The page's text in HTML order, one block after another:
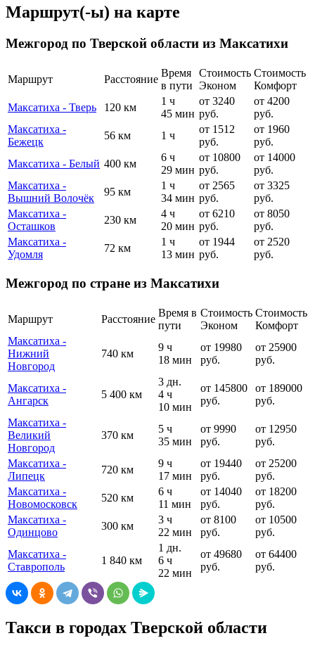
Маршрут(-ы) на карте
Межгород по Тверской области из Максатихи
Маршрут Расстояние
Время
в пути
Стоимость
Эконом
Стоимость
Комфорт
Максатиха - Тверь
120 км
1 ч
45 мин
от 3240
руб.
от 4200
руб.
Максатиха -
Бежецк
56 км 1 ч
от 1512
руб.
от 1960
руб.
Максатиха - Белый 400 км
6 ч
29 мин
от 10800
руб.
от 14000
руб.
Максатиха -
Вышний Волочёк
95 км
1 ч
34 мин
от 2565
руб.
от 3325
руб.
Максатиха -
Осташков
230 км
4 ч
20 мин
от 6210
руб.
от 8050
руб.
Максатиха -
Удомля
72 км
1 ч
13 мин
от 1944
руб.
от 2520
руб.
Межгород по стране из Максатихи
Маршрут Расстояние
Время в
пути
Стоимость
Эконом
Стоимость
Комфорт
Максатиха -
Нижний
Новгород
740 км
9 ч
18 мин
от 19980
руб.
от 25900
руб.
Максатиха -
Ангарск
5 400 км
3 дн.
4 ч
10 мин
от 145800
руб.
от 189000
руб.
Максатиха -
Великий
Новгород
370 км
5 ч
35 мин
от 9990
руб.
от 12950
руб.
Максатиха -
Липецк
720 км
9 ч
17 мин
от 19440
руб.
от 25200
руб.
Максатиха -
Новомосковск
520 км
6 ч
11 мин
от 14040
руб.
от 18200
руб.
Максатиха -
Одинцово
300 км
3 ч
22 мин
от 8100
руб.
от 10500
руб.
Максатиха -
Ставрополь
1 840 км
1 дн.
6 ч
22 мин
от 49680
руб.
от 64400
руб.
Такси в городах Тверской области